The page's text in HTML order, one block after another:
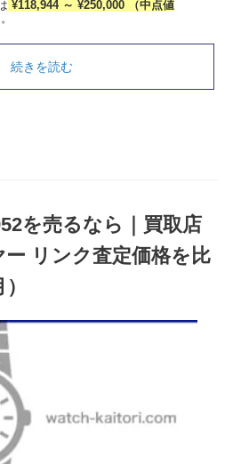
¥118,944 ～ ¥250,000 （中点値
続きを読む
を売るなら｜買取店
リンク査定価格を比